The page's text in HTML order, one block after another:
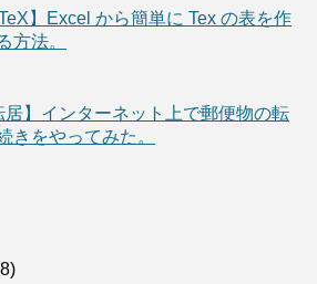
】Excel から簡単に Tex の表を作
方法。
居】インターネット上で郵便物の転
きをやってみた。